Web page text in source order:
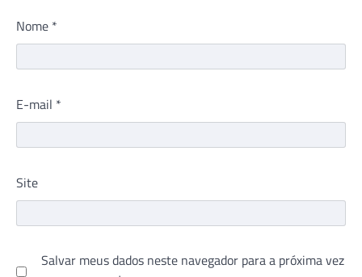
Nome *
E-mail *
Site
Salvar meus dados neste navegador para a próxima vez